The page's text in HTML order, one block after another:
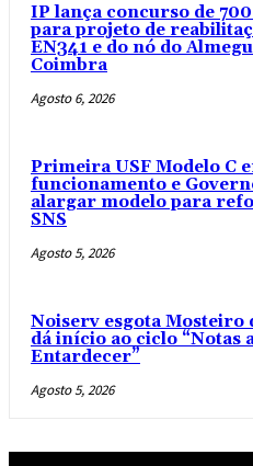
IP lança concurso de
para projeto de
EN341 e do nó do
Coimbra
Agosto 6, 2026
Primeira USF Modelo C
funcionamento e
alargar modelo para
SNS
Agosto 5, 2026
Noiserv esgota Mosteiro
dá início ao ciclo “Notas
Entardecer”
Agosto 5, 2026